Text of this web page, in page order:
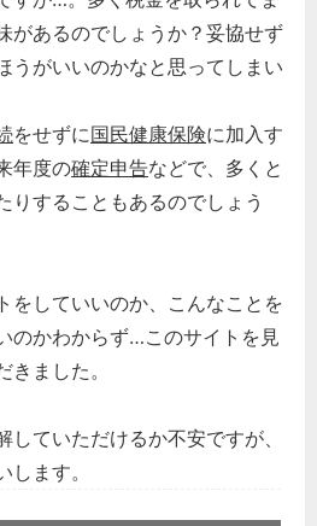
があるのでしょうか？妥協せず
うがいいのかなと思ってしまい
をせずに国民健康保険に加入す
年度の確定申告などで、多くと
りすることもあるのでしょう
をしていいのか、こんなことを
のかわからず…このサイトを見
ました。
ていただけるか不安ですが、
ます。